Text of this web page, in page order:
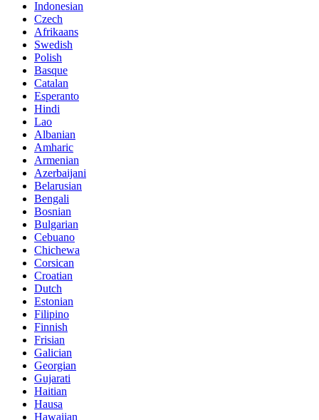
Indonesian
Czech
Afrikaans
Swedish
Polish
Basque
Catalan
Esperanto
Hindi
Lao
Albanian
Amharic
Armenian
Azerbaijani
Belarusian
Bengali
Bosnian
Bulgarian
Cebuano
Chichewa
Corsican
Croatian
Dutch
Estonian
Filipino
Finnish
Frisian
Galician
Georgian
Gujarati
Haitian
Hausa
Hawaiian